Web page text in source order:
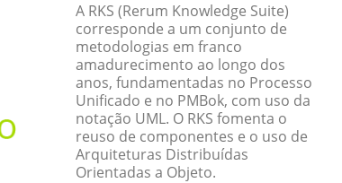
A RKS (Rerum Knowledge Suite)
corresponde a um conjunto de
metodologias em franco
amadurecimento ao longo dos
anos, fundamentadas no Processo
Unificado e no PMBok, com uso da
notação UML. O RKS fomenta o
reuso de componentes e o uso de
Arquiteturas Distribuídas
Orientadas a Objeto.